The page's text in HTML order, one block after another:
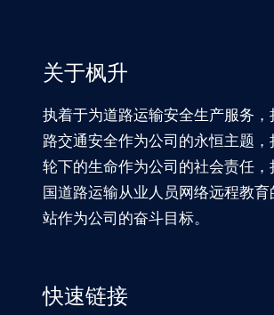
关于枫升
执着于为道路运输安全生产服务，
路交通安全作为公司的永恒主题，
轮下的生命作为公司的社会责任，
国道路运输从业人员网络远程教育
站作为公司的奋斗目标。
快速链接